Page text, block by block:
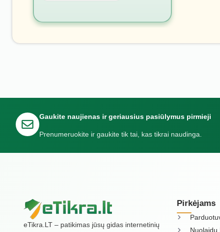
Gaukite naujienas ir geriausius pasiūlymus pirmieji
Prenumeruokite ir gaukite tik tai, kas tikrai naudinga.
eTikra.LT – patikimas jūsų gidas internetinių
Pirkėjams
Nuolaidų